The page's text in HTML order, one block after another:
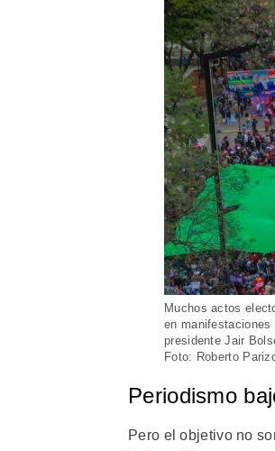
Muchos actos
en manifestaciones
presidente Jair
Foto: Roberto
Periodismo
Pero el objetivo no